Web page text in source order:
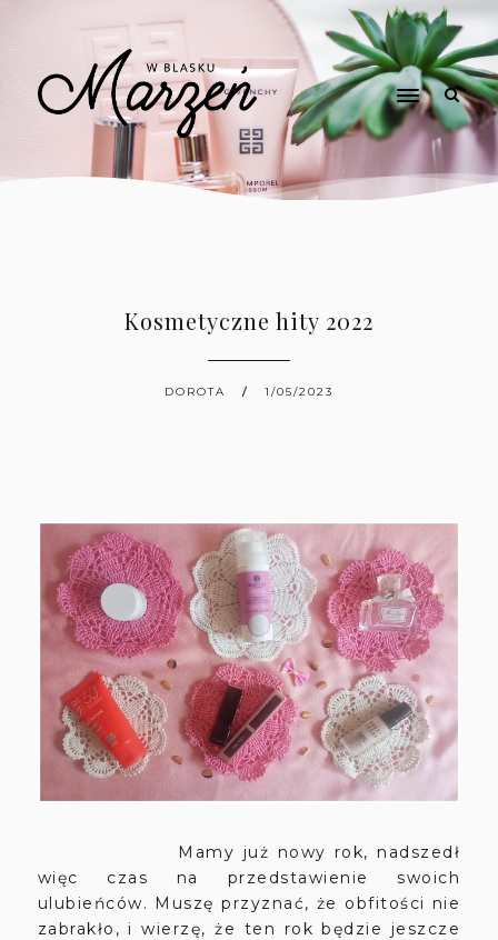
Kosmetyczne hity 2022
DOROTA 1/05/2023
Mamy już nowy rok, nadszedł
więc czas na przedstawienie swoich
ulubieńców. Muszę przyznać, że obfitości nie
zabrakło, i wierzę, że ten rok będzie jeszcze